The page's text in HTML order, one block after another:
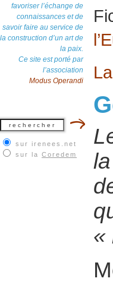
favoriser l’échange de
connaissances et de
savoir faire au service de
la construction d’un art de
la paix.
Ce site est porté par
l’association
Modus Operandi
sur irenees.net
sur la Coredem
«